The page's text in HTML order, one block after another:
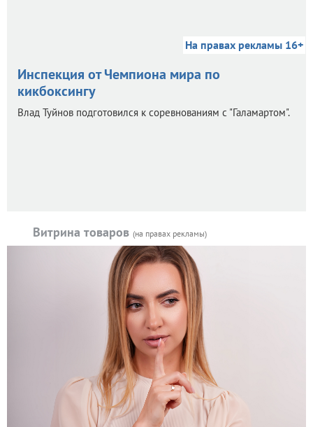
На правах рекламы 16+
Инспекция от Чемпиона мира по
кикбоксингу
Влад Туйнов подготовился к соревнованиям с "Галамартом".
Витрина товаров (на правах рекламы)